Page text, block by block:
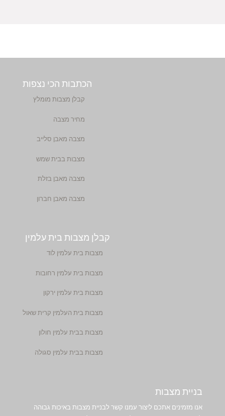
הכתבות הכי נצפות
קבלן מצבות מומלץ
מחיר מצבה
מצבה מאבן סלייב
מצבות בבית שמש
מצבה מאבן בזלת
מצבה מאבן חברון
קבלן מצבות בית עלמין
מצבות בית עלמין לוד
מצבות בית עלמין רחובות
מצבות בית עלמין ירקון
מצבות בית העלמין קרית שאול
מצבות בבית עלמין חולון
מצבות בבית עלמין סגולה
בניית מצבות
אנו מזמינים אתכם ליצור עמנו קשר לבניית מצבות באיכות גבוהה